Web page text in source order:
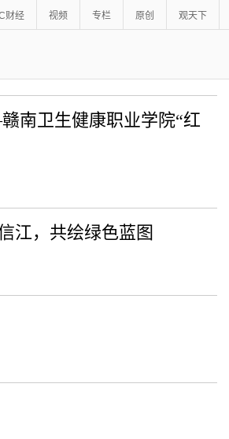
财经 视频 专栏 原创 观天下
南卫生健康职业学院“红
江，共绘绿色蓝图